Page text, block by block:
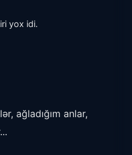
yox idi.
ağladığım anlar,